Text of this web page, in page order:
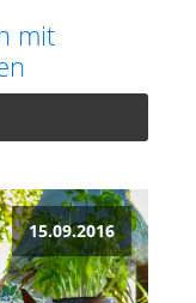
mit
15.09.2016